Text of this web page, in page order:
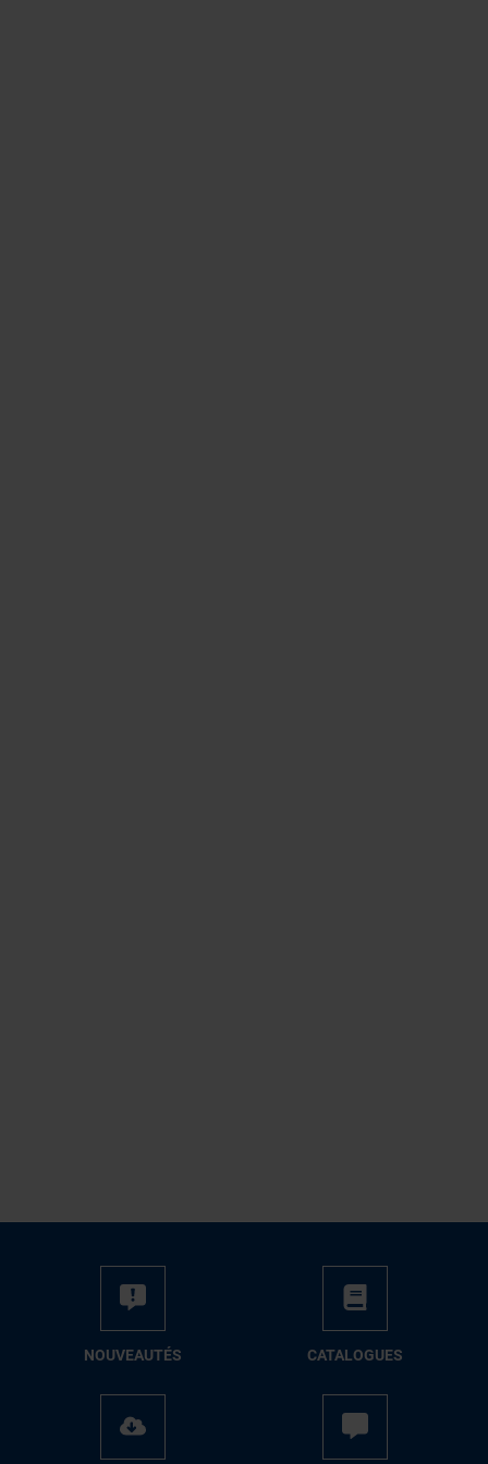
NOUVEAUTÉS CATALOGUES